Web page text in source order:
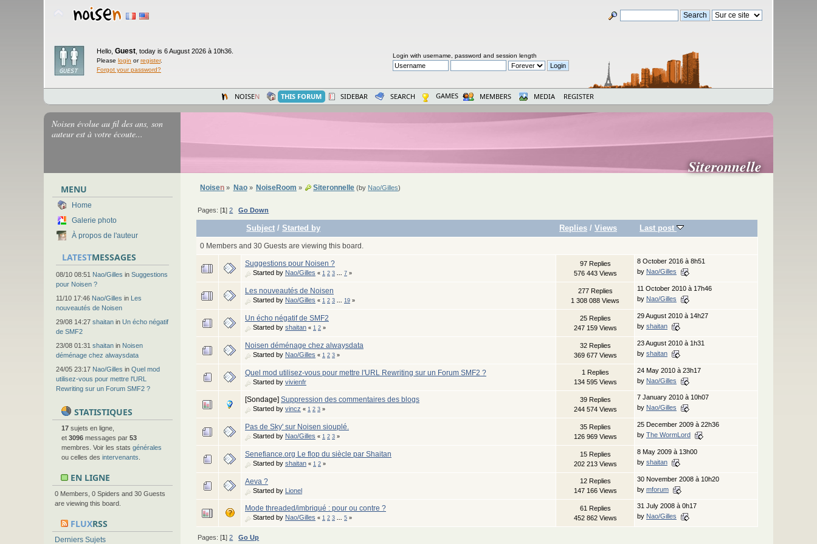
Hello, Guest today is 6 August 2026 à 10h36.
Please login orregister.
Forgot your password?
Login with username, password and session length
NOISEN THIS FORUM SIDEBAR SEARCH GAMES MEMBERS MEDIA REGISTER
Noisen évolue au fil des ans, son
auteur est à votre écoute...
MENU
Home
Galerie photo
À propos de l'auteur
LATESTMESSAGES
08/10 08:51 Nao/Gilles in Suggestions
pour Noisen ?
11/10 17:46 Nao/Gilles in Les
nouveautés de Noisen
29/08 14:27 shaitan in Un écho négatif
de SMF2
23/08 01:31 shaitan in Noisen
déménage chez alwaysdata
24/05 23:17 Nao/Gilles in Quel mod
utilisez-vous pour mettre l'URL
Rewriting sur un Forum SMF2 ?
STATISTIQUES
17 sujets en ligne,
et 3096 messages par 53
membres. Voir les stats générales
ou celles des intervenants
EN LIGNE
0 Members, 0 Spiders and 30 Guests
are viewing this board.
FLUXRSS
Derniers Sujets
Siteronnelle
Noisen » Nao» NoiseRoom » Siteronnelle (by Nao/Gilles)
Pages: [1]2 Go Down
Subject /Started by Replies / Views Last post
0 Members and 30 Guests are viewing this board.
Suggestions pour Noisen ?
Started by Nao/Gilles « 1 2 3 7 »
97 Replies
576 443 Views
8 October 2016 à 8h51
by Nao/Gilles
Les nouveautés de Noisen
Started by Nao/Gilles « 1 2 3 19 »
277 Replies
1 308 088 Views
11 October 2010 à 17h46
by Nao/Gilles
Un écho négatif de SMF2
Started by shaitan « 1 2 »
25 Replies
247 159 Views
29 August 2010 à 14h27
by shaitan
Noisen déménage chez alwaysdata
Started by Nao/Gilles « 1 2 3 »
32 Replies
369 677 Views
23 August 2010 à 1h31
by shaitan
Quel mod utilisez-vous pour mettre l'URL Rewriting sur un Forum SMF2 ?
Started by vivienfr
1 Replies
134 595 Views
24 May 2010 à 23h17
by Nao/Gilles
[Sondage] Suppression des commentaires des blogs
Started by vincz « 1 2 3 »
39 Replies
244 574 Views
7 January 2010 à 10h07
by Nao/Gilles
Pas de Sky' sur Noisen siouplé.
Started by Nao/Gilles « 1 2 3 »
35 Replies
126 969 Views
25 December 2009 à 22h36
by The WormLord
Senefiance.org Le flop du siècle par Shaitan
Started by shaitan « 1 2 »
15 Replies
202 213 Views
8 May 2009 à 13h00
by shaitan
Aeva ?
Started by Lionel
12 Replies
147 166 Views
30 November 2008 à 10h20
by mforum
Mode threaded/imbriqué : pour ou contre ?
Started by Nao/Gilles « 1 2 3 5 »
61 Replies
452 862 Views
31 July 2008 à 0h17
by Nao/Gilles
Pages: [1]2 Go Up